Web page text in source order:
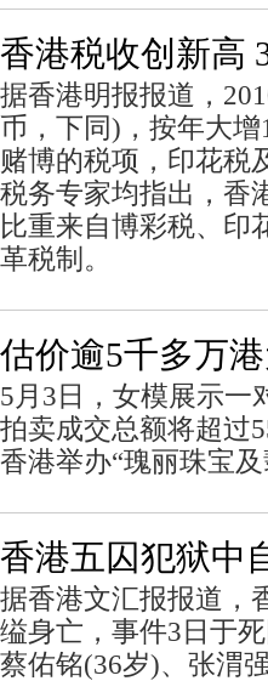
香港税收创新高
据香港明报报道，
币，下同)，按年大
赌博的税项，印花税
税务专家均指出，香
比重来自博彩税、印
革税制。
估价逾5千多万
5月3日，女模展示一
拍卖成交总额将超过
香港举办“瑰丽珠宝
香港五囚犯狱中
据香港文汇报报道，
缢身亡，事件3日于
蔡佑铭(36岁)、张渭